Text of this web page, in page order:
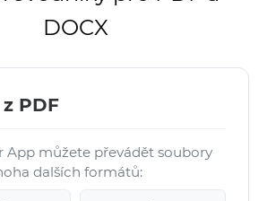
DOCX
PDF
App můžete převádět soubory
dalších formátů: